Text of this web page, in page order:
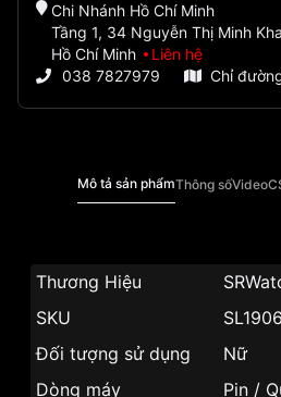
Chi Nhánh Hồ Chí Minh
Tầng 1, 34 Nguyễn Thị Minh
Hồ Chí Minh
Liên hệ
038 7827979
Chỉ
Mô tả sản phẩmThông sốVideo
Thương Hiệu
SKU
Đối tượng sử dụng
Nữ
Dòng máy
Pin /